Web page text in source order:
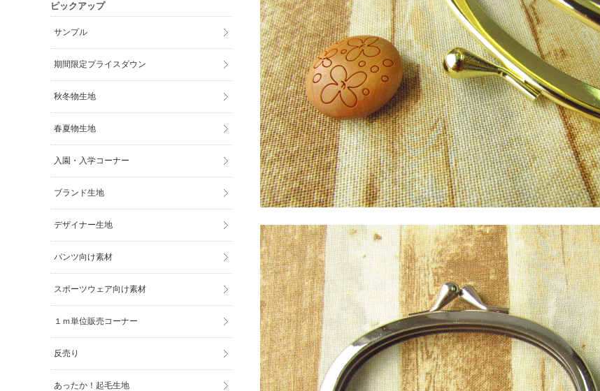
ピックアップ
サンプル
期間限定プライスダウン
秋冬物生地
春夏物生地
入園・入学コーナー
ブランド生地
デザイナー生地
パンツ向け素材
スポーツウェア向け素材
１ｍ単位販売コーナー
反売り
あったか！起毛生地